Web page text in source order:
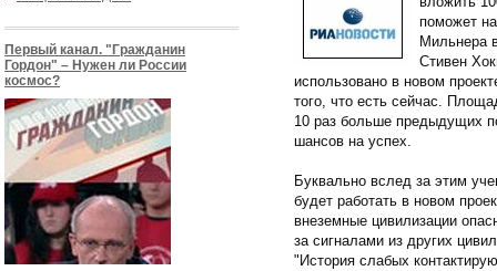
Первый канал. "Гражданин
Гордон" – Нужен ли России
космос?
поможет
Мильнера
Стивен
использовано в новом
того, что есть сейчас.
10 раз больше предыдущих
шансов на успех.
Буквально вслед за этим
будет работать в новом
внеземные цивилизации
за сигналами из других
"История слабых